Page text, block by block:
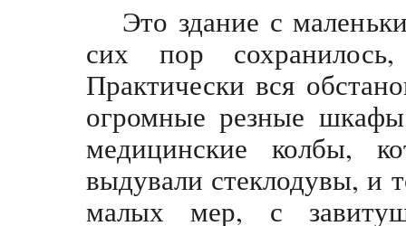
Это здание с
сих пор
Практически вся
огромные резные
медицинские колбы,
выдували стеклодувы, и
малых мер, с